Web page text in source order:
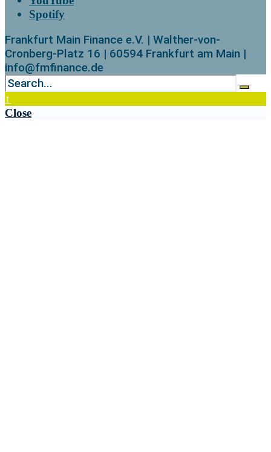
Spotify
Frankfurt Main Finance e.V. | Walther-von-
Cronberg-Platz 16 | 60594 Frankfurt am Main |
info@fmfinance.de
↑
Close